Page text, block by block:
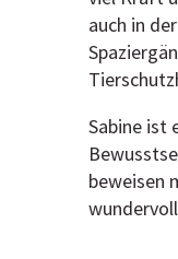
auch in
Sabine ist
beweisen